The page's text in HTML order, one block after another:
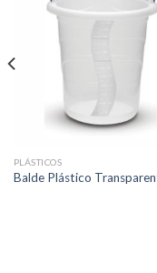
PLÁSTICOS
Balde Plástico